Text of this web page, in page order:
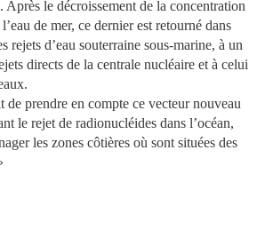
Après le décroissement de la concentration
de mer, ce dernier est retourné dans
rejets d’eau souterraine sous-marine, à un
directs de la centrale nucléaire et à celui
en compte ce vecteur nouveau
le rejet de radionucléides dans l’océan,
les zones côtières où sont situées des